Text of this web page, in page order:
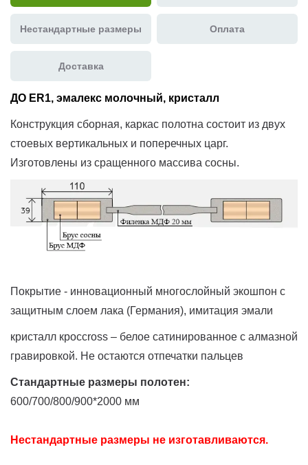
Нестандартные размеры Оплата
Доставка
ДО ЕR1, эмалекс молочный, кристалл
Конструкция сборная, каркас полотна состоит из двух
стоевых вертикальных и поперечных царг.
Изготовлены из сращенного массива сосны.
Покрытие - инновационный многослойный экошпон с
защитным слоем лака (Германия), имитация эмали
кристалл кроссross – белое сатинированное с алмазной
гравировкой. Не остаются отпечатки пальцев
Стандартные размеры полотен:
600/700/800/900*2000 мм
Нестандартные размеры не изготавливаются.